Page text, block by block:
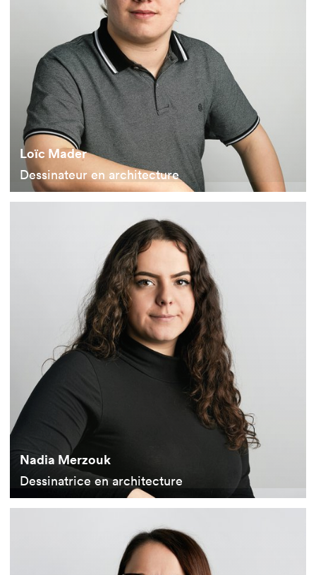
Loïc Mader
Dessinateur en architecture
Nadia Merzouk
Dessinatrice en architecture